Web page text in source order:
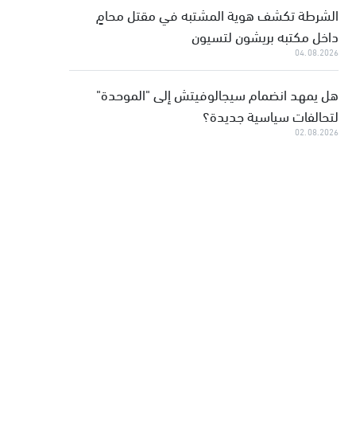
الشرطة تكشف هوية المشتبه في مقتل محامٍ
داخل مكتبه بريشون لتسيون
04.08.2026
هل يمهد انضمام سيجالوفيتش إلى "الموحدة"
لتحالفات سياسية جديدة؟
02.08.2026